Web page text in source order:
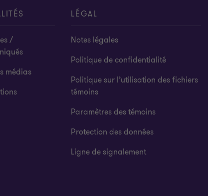
/
médias
LÉGAL
Notes légales
Politique de confidentialité
Politique sur l’utilisation des fichiers
témoins
Paramètres des témoins
Protection des données
Ligne de signalement